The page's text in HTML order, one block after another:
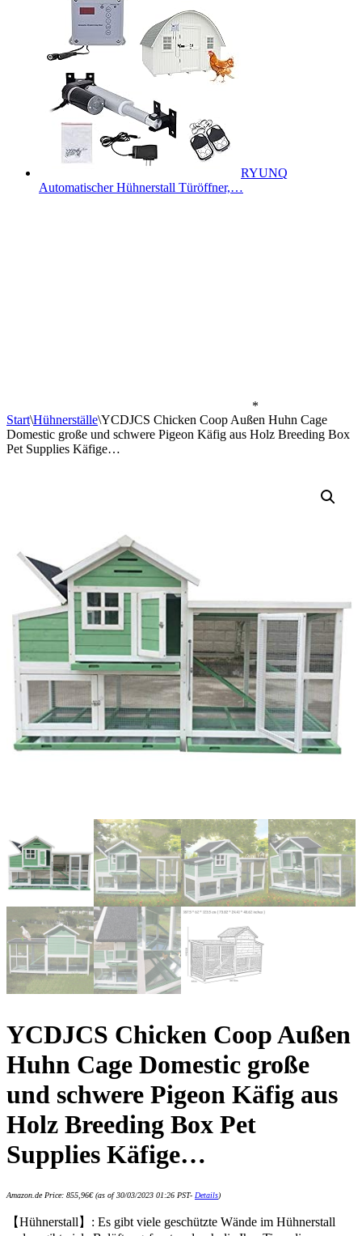
RYUNQ
Automatischer Hühnerstall Türöffner,…
*
Start\Hühnerställe\YCDJCS Chicken Coop Außen Huhn Cage
Domestic große und schwere Pigeon Käfig aus Holz Breeding Box
Pet Supplies Käfige…
YCDJCS Chicken Coop Außen
Huhn Cage Domestic große
und schwere Pigeon Käfig aus
Holz Breeding Box Pet
Supplies Käfige…
Amazon.de Price: 855,96€(as of 30/03/2023 01:26 PST- Details)
【Hühnerstall】: Es gibt viele geschützte Wände im Hühnerstall